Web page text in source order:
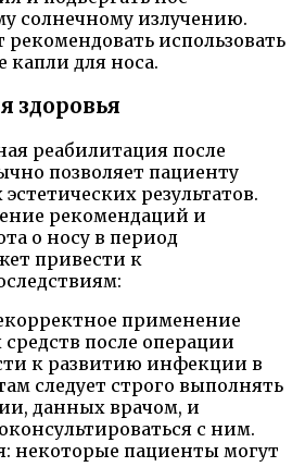
солнечному излучению.
использовать
для носа.
здоровья
реабилитация после
позволяет пациенту
результатов.
рекомендаций и
о носу в период
привести к
применение
после операции
к развитию инфекции в
следует строго выполнять
данных врачом, и
с ним.
некоторые пациенты могут